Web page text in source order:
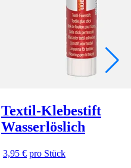
Textil-Klebestift
Wasserlöslich
3,95 € pro Stück